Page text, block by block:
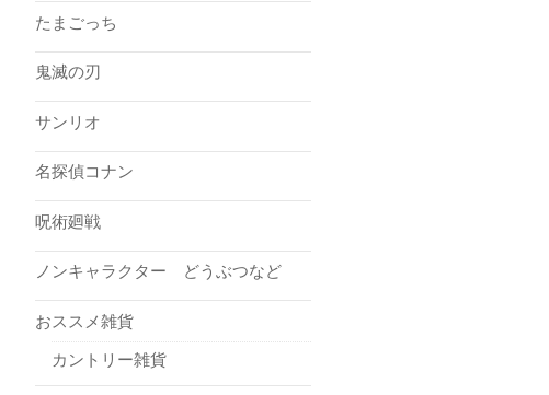
たまごっち
鬼滅の刃
サンリオ
名探偵コナン
呪術廻戦
ノンキャラクター どうぶつなど
おススメ雑貨
カントリー雑貨